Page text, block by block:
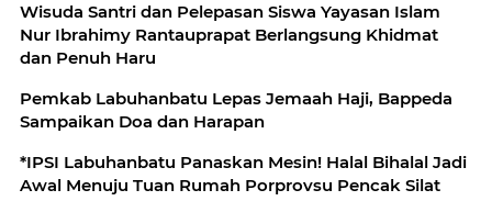
Wisuda Santri dan Pelepasan Siswa Yayasan Islam
Nur Ibrahimy Rantauprapat Berlangsung Khidmat
dan Penuh Haru
Pemkab Labuhanbatu Lepas Jemaah Haji, Bappeda
Sampaikan Doa dan Harapan
*IPSI Labuhanbatu Panaskan Mesin! Halal Bihalal Jadi
Awal Menuju Tuan Rumah Porprovsu Pencak Silat